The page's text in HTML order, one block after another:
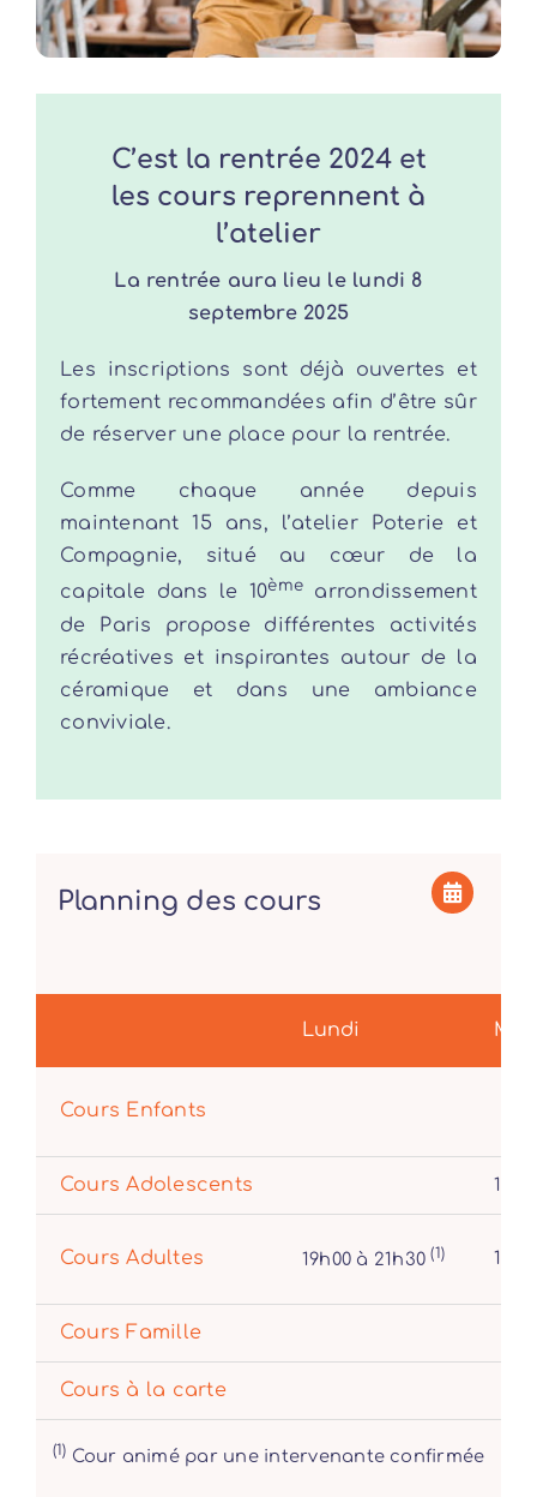
Mon compte
Rechercher:
C’est la rentrée 2024 et
les cours reprennent à
l’atelier
La rentrée aura lieu le lundi 8
septembre 2025
Les inscriptions sont déjà ouvertes et
fortement recommandées afin d’être sûr
de réserver une place pour la rentrée.
Comme chaque année depuis
maintenant 15 ans, l’atelier Poterie et
Compagnie, situé au cœur de la
capitale dans le 10ème
arrondissement
de Paris propose différentes activités
récréatives et inspirantes autour de la
céramique et dans une ambiance
conviviale.
Planning des cours
Lundi
Cours Enfants
Cours Adolescents
Cours Adultes 19h00 à 21h30(1)
Cours Famille
Cours à la carte
(1) Cour animé par une intervenante confirmée